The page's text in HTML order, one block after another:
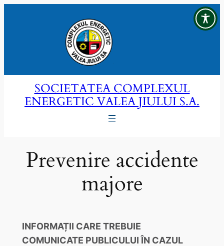
SOCIETATEA COMPLEXUL
ENERGETIC VALEA JIULUI S.A.
Prevenire accidente
majore
INFORMAȚII CARE TREBUIE
COMUNICATE PUBLICULUIÎN CAZUL